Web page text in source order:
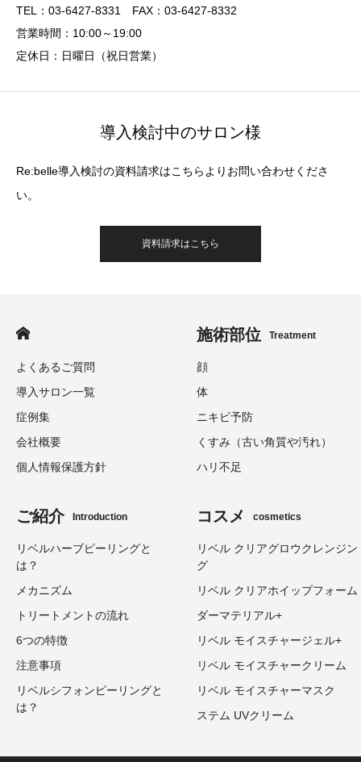
TEL：03-6427-8331 FAX：03-6427-8332
営業時間：10:00～19:00
定休日：日曜日（祝日営業）
導入検討中のサロン様
Re:belle導入検討の資料請求はこちらよりお問い合わせくださ
い。
資料請求はこちら
よくあるご質問
導入サロン一覧
症例集
会社概要
個人情報保護方針
施術部位 Treatment
顔
体
ニキビ予防
くすみ（古い角質や汚れ）
ハリ不足
ご紹介 Introduction
リベルハーブピーリングと
は？
メカニズム
トリートメントの流れ
6つの特徴
注意事項
リベルシフォンピーリングと
は？
コスメ cosmetics
リベル クリアグロウクレンジン
グ
リベル クリアホイップフォーム
ダーマテリアル+
リベル モイスチャージェル+
リベル モイスチャークリーム
リベル モイスチャーマスク
ステム UVクリーム